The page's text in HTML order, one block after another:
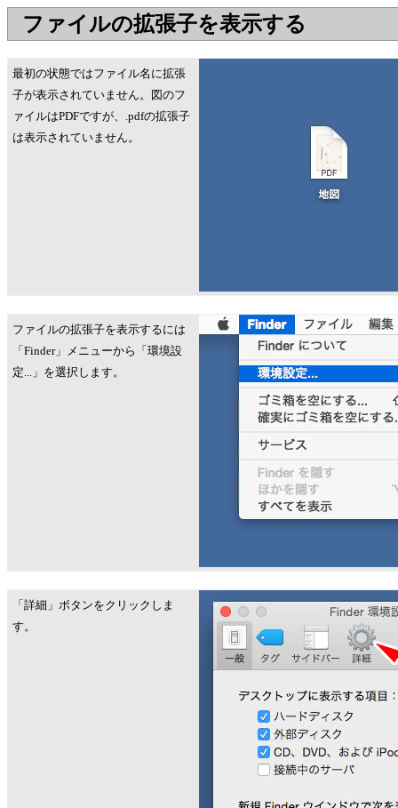
ファイルの拡張子を表示する
最初の状態ではファイル名に拡張
子が表示されていません。図のフ
ァイルはPDFですが、.pdfの拡張子
は表示されていません。
ファイルの拡張子を表示するには
「Finder」メニューから「環境設
定...」を選択します。
「詳細」ボタンをクリックしま
す。